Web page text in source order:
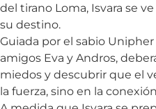
del tirano Loma, Isvara se
su destino.
Guiada por el sabio
amigos Eva y Andros,
miedos y descubrir que el
la fuerza, sino en la